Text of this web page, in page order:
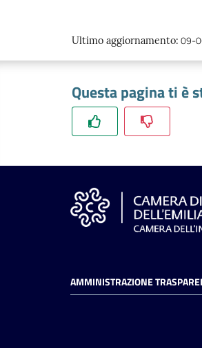
Ultimo aggiornamento: 09-
Questa pagina ti è
AMMINISTRAZIONE